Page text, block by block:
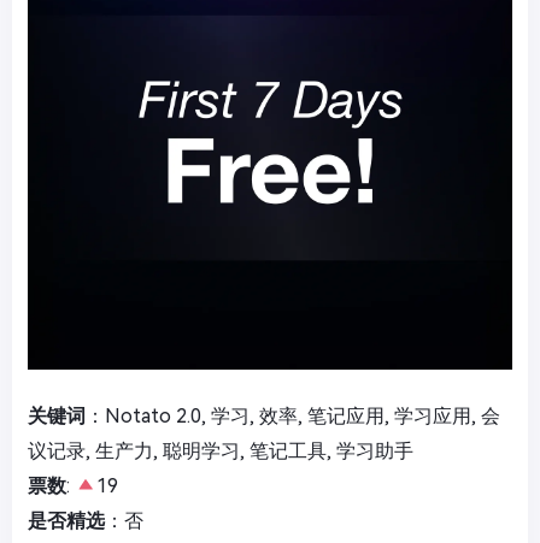
关键词 ：Notato 2.0, 学习, 效率, 笔记应用, 学习应用, 会
议记录, 生产力, 聪明学习, 笔记工具, 学习助手
票数:
19
是否精选：否